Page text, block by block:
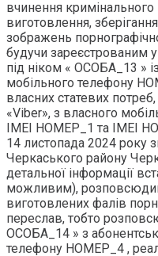
вчинення
виготовлення,
зображень
будучи зареєстрованим
під ніком « ОСОБА_13 »
мобільного телефону
власних статевих
«Viber», з власного
ІМЕІ НОМЕР_1 та ІМЕІ
14 листопада 2024 року
Черкаського району
детальної інформації
можливим), розповсюдив
виготовлених фалів
переслав, тобто
ОСОБА_14 » з
телефону НОМЕР_4 ,